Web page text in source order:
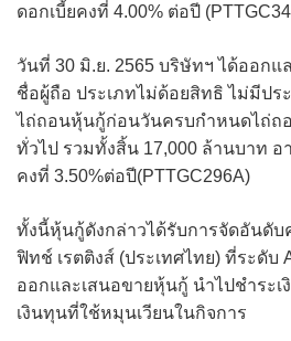
ดอกเบี้ยคงที่ 4.00% ต่อปี
วันที่ 30 มิ.ย. 2565 บริษัทฯ ได้ออก
ชื่อผู้ถือ ประเภทไม่ด้อยสิทธิ ไม่มีป
ไถ่ถอนหุ้นกู้ก่อนวันครบกำหนดไถ่ถ
ทั่วไป รวมทั้งสิ้น 17,000 ล้านบาท อ
คงที่ 3.50%ต่อปี(PTTGC296A)
ทั้งนี้หุ้นกู้ดังกล่าวได้รับการจัดอันดั
ฟิทช์ เรตติงส์ (ประเทศไทย) ที่ระดับ
ออกและเสนอขายหุ้นกู้ นำไปชำระเ
เงินทุนที่ใช้หมุนเวียนในกิจการ